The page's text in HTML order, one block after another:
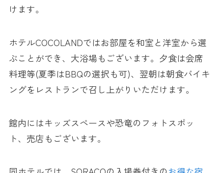
けます。
ホテルCOCOLANDではお部屋を和室と洋室から選
ぶことができ、大浴場もございます。夕食は会席
料理等(夏季はBBQの選択も可)、翌朝は朝食バイキ
ングをレストランで召し上がりいただけます。
館内にはキッズスペースや恐竜のフォトスポッ
ト、売店もございます。